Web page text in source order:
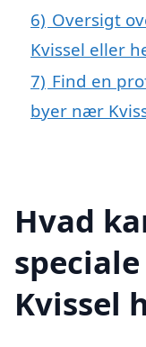
6) Oversigt
Kvissel eller
7) Find en
byer nær
Hvad
Kvissel